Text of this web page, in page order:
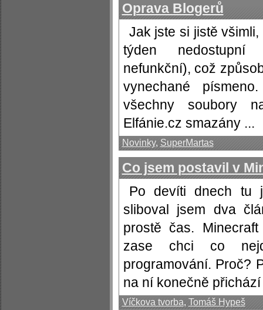
Oprava Blogerů
Jak jste si jistě
týden
nefunkční), což
vynechané
všechny soubory
Elfánie.cz smazány ...
Novinky, SuperMartas
Co jsem postavil v
Po devíti dnech tu
sliboval jsem dva
prostě čas.
zase chci co
programování. Proč?
na ní konečně
Víčkova tvorba, Tomáš Hypeš